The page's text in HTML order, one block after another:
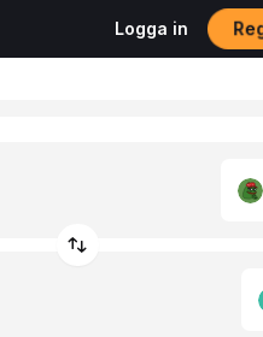
Logga in